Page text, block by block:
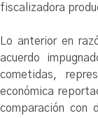
fiscalizadora
Lo anterior en
acuerdo
cometidas,
económica
comparación con